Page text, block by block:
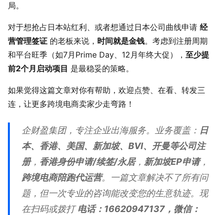
局。
对于想抢占日本站红利、或者想通过日本公司曲线申请 经
营管理签证 的老板来说， 时间就是金钱。考虑到注册周期
和平台旺季（如7月Prime Day、12月年终大促）， 至少提
前2个月启动项目 是最稳妥的策略。
如果觉得这篇文章对你有帮助，欢迎点赞、在看、转发三
连，让更多跨境电商卖家少走弯路！
企财盈集团，专注企业出海服务。业务覆盖： 日
本、香港、美国、新加坡、BVI、开曼等公司注
册， 香港身份申请/续签/永居， 新加坡EP申请，
跨境电商陪跑代运营。一篇文章解决不了所有问
题，但一次专业的咨询能改变您的生意轨迹。现
在扫码或拨打电话：16620947137，微信：